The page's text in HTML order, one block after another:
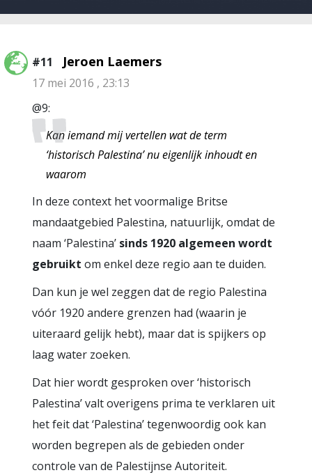
#11 Jeroen Laemers
17 mei 2016 , 23:13
@9:
Kan iemand mij vertellen wat de term
‘historisch Palestina’ nu eigenlijk inhoudt en
waarom
In deze context het voormalige Britse
mandaatgebied Palestina, natuurlijk, omdat de
naam ‘Palestina’ sinds 1920 algemeen wordt
gebruikt om enkel deze regio aan te duiden.
Dan kun je wel zeggen dat de regio Palestina
vóór 1920 andere grenzen had (waarin je
uiteraard gelijk hebt), maar dat is spijkers op
laag water zoeken.
Dat hier wordt gesproken over ‘historisch
Palestina’ valt overigens prima te verklaren uit
het feit dat ‘Palestina’ tegenwoordig ook kan
worden begrepen als de gebieden onder
controle van de Palestijnse Autoriteit.